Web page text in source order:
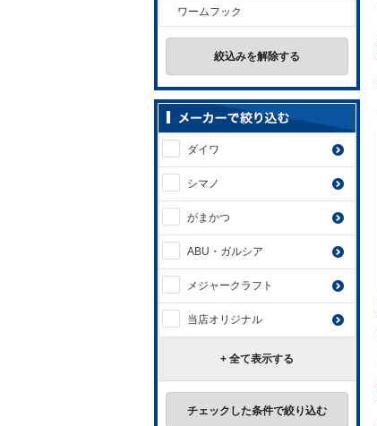
ワームフック
絞込みを解除する
ダイワ
シマノ
がまかつ
ABU・ガルシア
メジャークラフト
当店オリジナル
+ 全て表示する
チェックした条件で絞り込む